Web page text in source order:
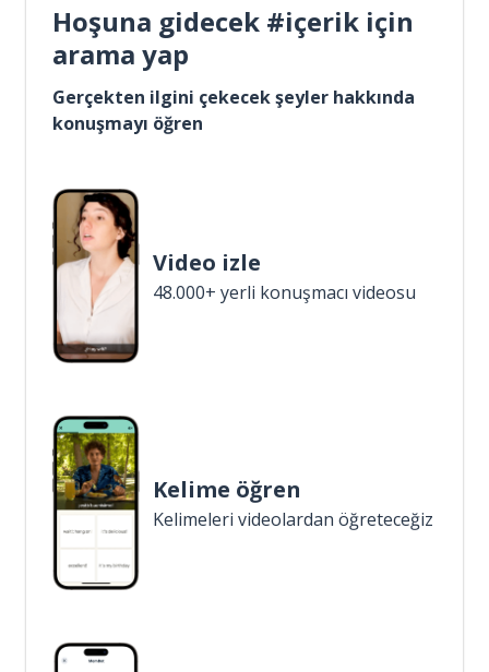
Hoşuna gidecek #içerik için
arama yap
Gerçekten ilgini çekecek şeyler hakkında
konuşmayı öğren
Video izle
48.000+ yerli konuşmacı videosu
Kelime öğren
Kelimeleri videolardan öğreteceğiz